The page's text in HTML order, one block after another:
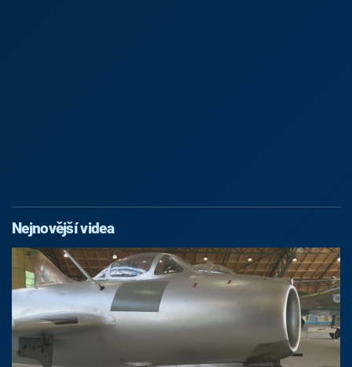
Nejnovější videa